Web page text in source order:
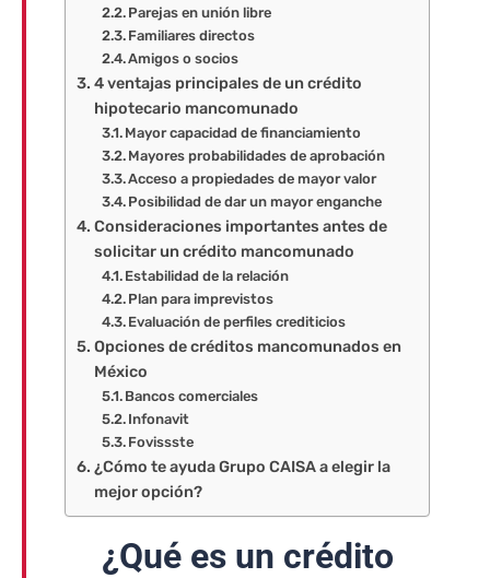
Parejas en unión libre
Familiares directos
Amigos o socios
4 ventajas principales de un crédito
hipotecario mancomunado
Mayor capacidad de financiamiento
Mayores probabilidades de aprobación
Acceso a propiedades de mayor valor
Posibilidad de dar un mayor enganche
Consideraciones importantes antes de
solicitar un crédito mancomunado
Estabilidad de la relación
Plan para imprevistos
Evaluación de perfiles crediticios
Opciones de créditos mancomunados en
México
Bancos comerciales
Infonavit
Fovissste
¿Cómo te ayuda Grupo CAISA a elegir la
mejor opción?
¿Qué es un crédito